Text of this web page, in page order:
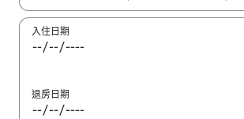
入住日期
退房日期